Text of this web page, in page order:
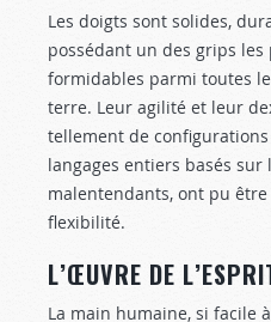
Les doigts sont solides,
possédant un des grips
formidables parmi toutes
terre. Leur agilité et leur
tellement de
langages entiers basés sur
malentendants, ont pu
flexibilité.
L’ŒUVRE DE
La main humaine, si facile